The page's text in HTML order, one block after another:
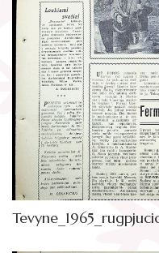
Gaunami
Knygomatai
Internetas
Klubai
Literatų
Interaktyvi
Gabrielės
premija
Virtuali